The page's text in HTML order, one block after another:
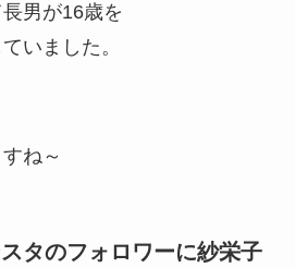
男が16歳を
いました。
ね～
タのフォロワーに紗栄子